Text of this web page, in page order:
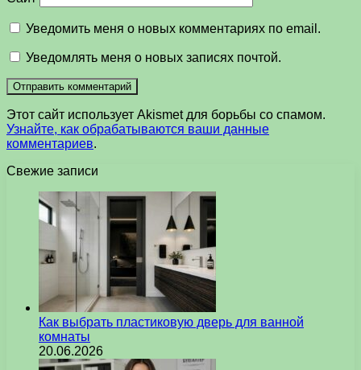
Уведомить меня о новых комментариях по email.
Уведомлять меня о новых записях почтой.
Этот сайт использует Akismet для борьбы со спамом.
Узнайте, как обрабатываются ваши данные
комментариев.
Свежие записи
Как выбрать пластиковую дверь для ванной
комнаты
20.06.2026